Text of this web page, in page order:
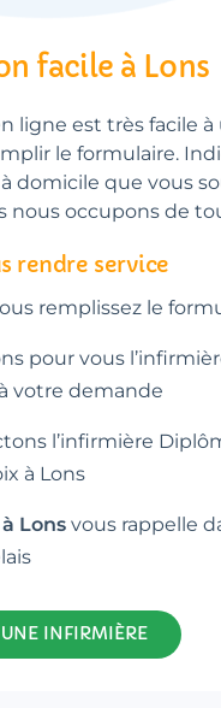
facile à Lons
ligne est très facile à
le formulaire.
domicile que vous
nous occupons de
rendre service
remplissez le
pour vous
votre demande
l’infirmière
à Lons
Lons vous rappelle
INFIRMIÈRE